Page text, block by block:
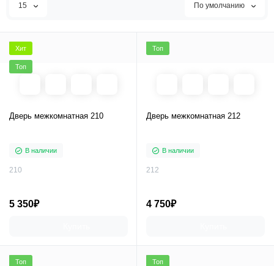
15 По умолчанию
Хит
Топ
Дверь межкомнатная 210
В наличии
210
5 350₽
Топ
Дверь межкомнатная 212
В наличии
212
4 750₽
Топ Топ